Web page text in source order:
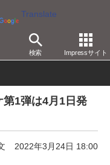
Translate
検索 Impressサイト
映画作品
1弾は4月1日発
2022年3月24日 18:00